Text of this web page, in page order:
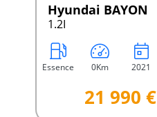
Hyundai BAYON
1.2I
Essence 0Km 2021
21 990 €